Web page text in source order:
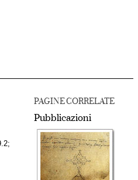
PAGINE CORRELATE
Pubblicazioni